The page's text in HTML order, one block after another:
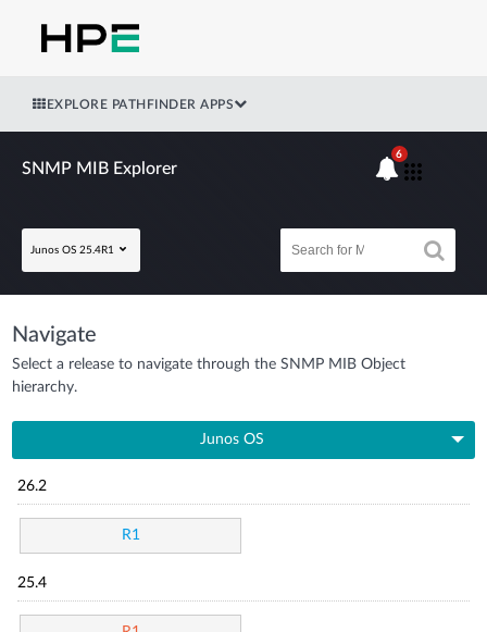
EXPLORE PATHFINDER APPS
SNMP MIB Explorer
Junos OS 25.4R1
6
Navigate
Select a release to navigate through the SNMP MIB Object
hierarchy.
Junos OS
26.2
R1
25.4